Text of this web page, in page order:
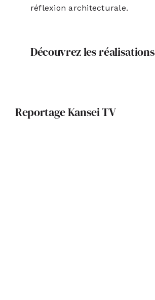
réflexion architecturale.
Découvrez les réalisations
Reportage Kansei TV